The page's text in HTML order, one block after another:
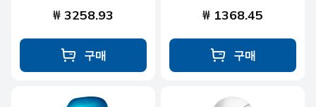
₩ 3258.93
구매
₩ 1368.45
구매